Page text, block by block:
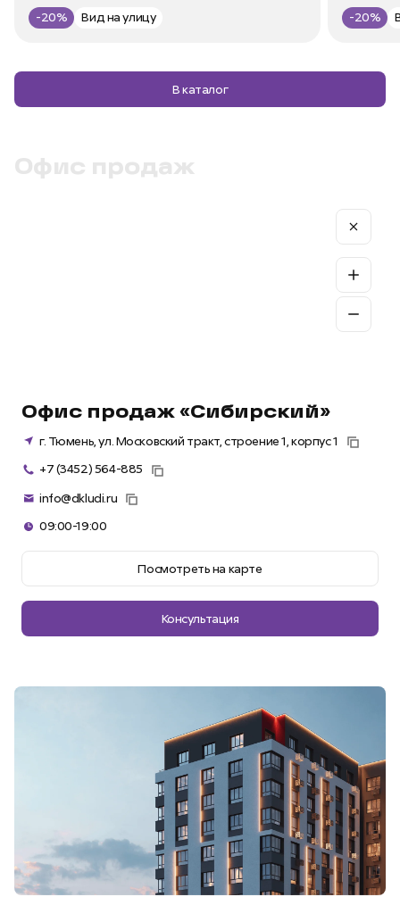
-20% Вид на улицу -20%
В каталог
Офис продаж
Офис продаж «Сибирский»
г. Тюмень, ул. Московский тракт, строение 1, корпус 1
+7 (3452) 564-885
info@dkludi.ru
09:00-19:00
Посмотреть на карте
Консультация